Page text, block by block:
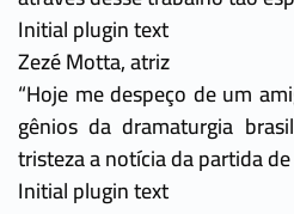
Initial plugin text
Zezé Motta, atriz
“Hoje me despeço de um
gênios da dramaturgia
tristeza a notícia da partida
Initial plugin text